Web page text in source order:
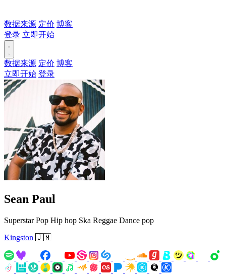
数据来源 定价 博客
登录 立即开始
数据来源 定价 博客
立即开始 登录
Sean Paul
Superstar Pop Hip hop Ska Reggae Dance pop
Kingston 🇯🇲